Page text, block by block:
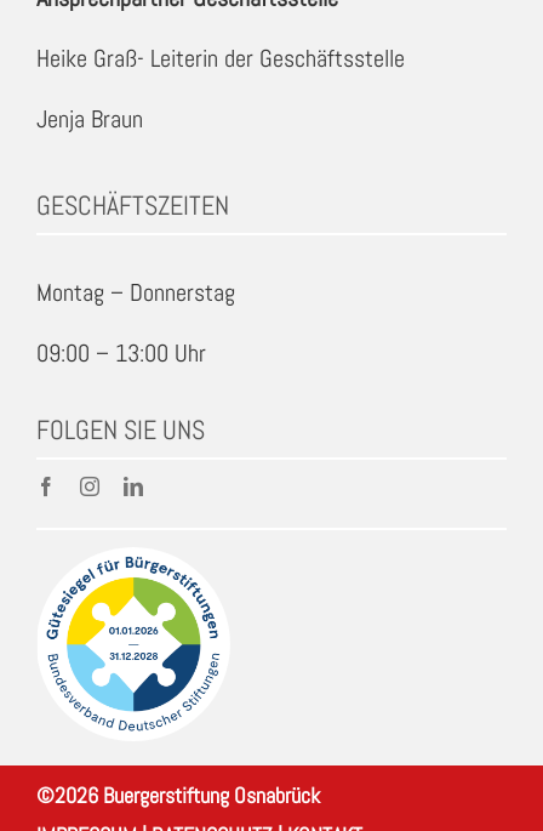
Heike Graß- Leiterin der Geschäftsstelle
Jenja Braun
GESCHÄFTSZEITEN
Montag – Donnerstag
09:00 – 13:00 Uhr
FOLGEN SIE UNS
©2026 Buergerstiftung Osnabrück